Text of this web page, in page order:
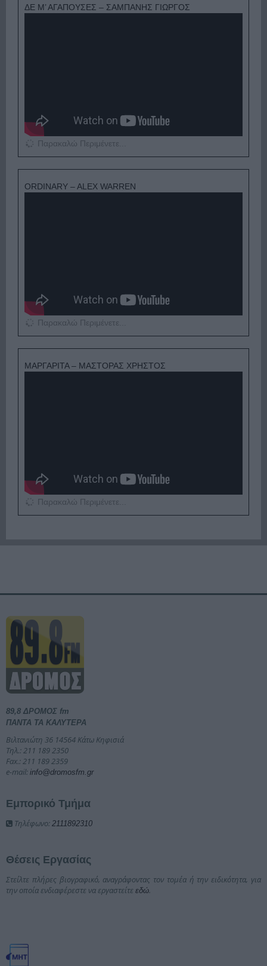
ΔΕ Μ’ ΑΓΑΠΟΥΣΕΣ – ΣΑΜΠΑΝΗΣ ΓΙΩΡΓΟΣ
Παρακαλώ Περιμένετε...
ORDINARY – ALEX WARREN
Παρακαλώ Περιμένετε...
ΜΑΡΓΑΡΙΤΑ – ΜΑΣΤΟΡΑΣ ΧΡΗΣΤΟΣ
Παρακαλώ Περιμένετε...
89,8 ΔΡΟΜΟΣ fm
ΠΑΝΤΑ ΤΑ ΚΑΛΥΤΕΡΑ
Βιλτανιώτη 36 14564 Κάτω Κηφισιά
Τηλ.: 211 189 2350
Fax.: 211 189 2359
e-mail: info@dromosfm.gr
Εμπορικό Τμήμα
Τηλέφωνο: 2111892310
Θέσεις Εργασίας
Στείλτε πλήρες βιογραφικό, αναγράφοντας τον τομέα ή την ειδικότητα, για
την οποία ενδιαφέρεστε να εργαστείτε εδώ.